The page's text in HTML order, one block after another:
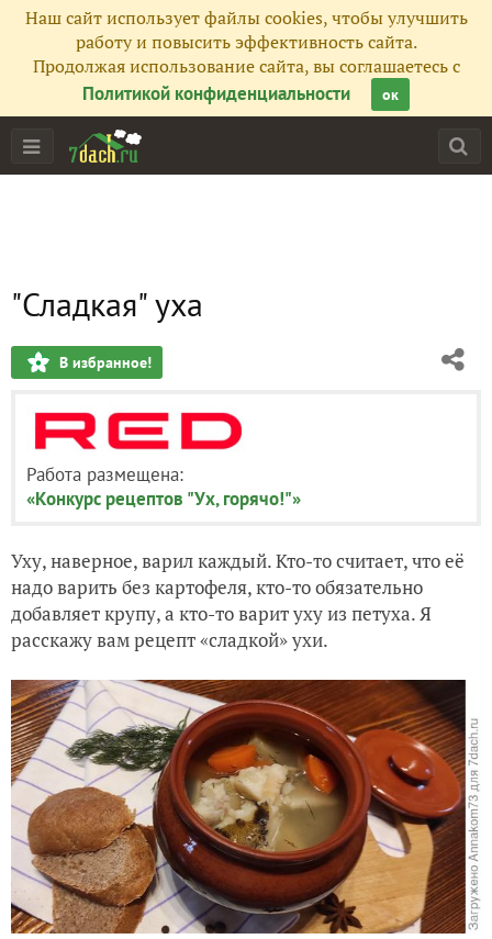
Наш сайт использует файлы cookies, чтобы улучшить
работу и повысить эффективность сайта.
Продолжая использование сайта, вы соглашаетесь с
Политикой конфиденциальности
ок
"Сладкая" уха
В избранное!
Работа размещена:
«Конкурс рецептов "Ух, горячо!"»
Уху, наверное, варил каждый. Кто-то считает, что её
надо варить без картофеля, кто-то обязательно
добавляет крупу, а кто-то варит уху из петуха. Я
расскажу вам рецепт «сладкой» ухи.